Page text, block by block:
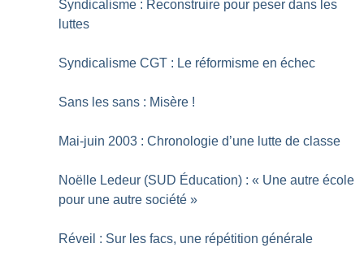
Syndicalisme : Reconstruire pour peser dans les
luttes
Syndicalisme CGT : Le réformisme en échec
Sans les sans : Misère !
Mai-juin 2003 : Chronologie d’une lutte de classe
Noëlle Ledeur (SUD Éducation) : « Une autre école
pour une autre société »
Réveil : Sur les facs, une répétition générale